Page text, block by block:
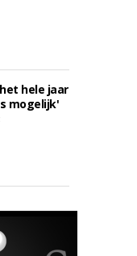
hele jaar
mogelijk'